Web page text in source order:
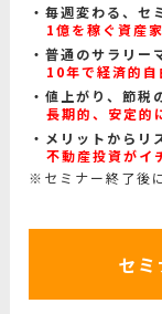
毎週変わる、セ
1億を稼ぐ資産
普通のサラリー
10年で経済的
値上がり、節税
長期的、安定的
メリットからリ
不動産投資がイ
※セミナー終了後
セ